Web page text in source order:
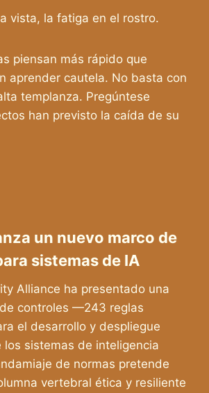
vista, la fatiga en el rostro.
piensan más rápido que
aprender cautela. No basta con
templanza. Pregúntese
han previsto la caída de su
un nuevo marco de
sistemas de IA
Alliance ha presentado una
controles —243 reglas
el desarrollo y despliegue
los sistemas de inteligencia
de normas pretende
vertebral ética y resiliente